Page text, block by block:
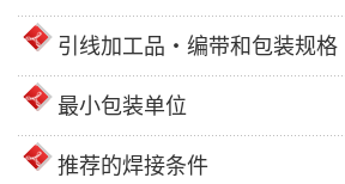
引线加工品・编带和包装规格
最小包装单位
推荐的焊接条件